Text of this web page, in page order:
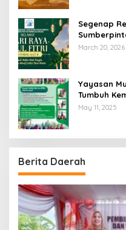
Segenap
Raya Idul
March 20, 2026
Yayasan
Tumbuh
Cerdas
May 11, 2025
Berita Daerah